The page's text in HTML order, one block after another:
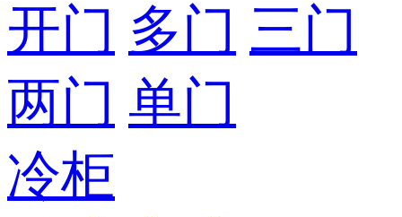
开门 多门 三门
两门 单门
冷柜